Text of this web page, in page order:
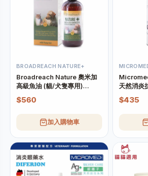
BROADREACH NATURE+
Broadreach Nature 奧米加
高級魚油 (貓/犬隻專用)
236ml
$560
加入購物車
天然消炎
500ml
$435